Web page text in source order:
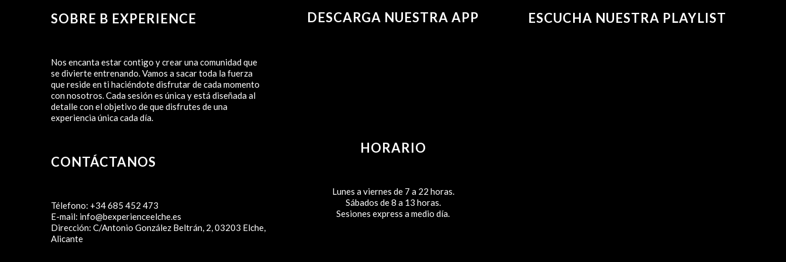
SOBRE B EXPERIENCE
Nos encanta estar contigo y crear una comunidad que
se divierte entrenando. Vamos a sacar toda la fuerza
que reside en ti haciéndote disfrutar de cada momento
con nosotros. Cada sesión es única y está diseñada al
detalle con el objetivo de que disfrutes de una
experiencia única cada día.
CONTÁCTANOS
Télefono: +34 685 452 473
E-mail: info@bexperienceelche.es
Dirección: C/Antonio González Beltrán, 2, 03203 Elche,
Alicante
DESCARGA NUESTRA APP
HORARIO
Lunes a viernes de 7 a 22 horas.
Sábados de 8 a 13 horas.
Sesiones express a medio día.
ESCUCHA NUESTRA PLAYLIST